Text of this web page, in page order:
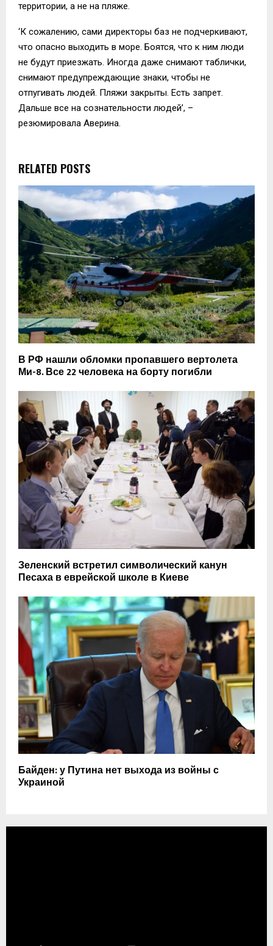
территории, а не на пляже.
‘К сожалению, сами директоры баз не подчеркивают,
что опасно выходить в море. Боятся, что к ним люди
не будут приезжать. Иногда даже снимают таблички,
снимают предупреждающие знаки, чтобы не
отпугивать людей. Пляжи закрыты. Есть запрет.
Дальше все на сознательности людей’, –
резюмировала Аверина.
RELATED POSTS
В РФ нашли обломки пропавшего вертолета
Ми-8. Все 22 человека на борту погибли
Зеленский встретил символический канун
Песаха в еврейской школе в Киеве
Байден: у Путина нет выхода из войны с
Украиной